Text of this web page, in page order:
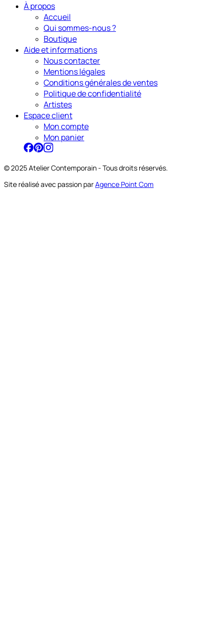
À propos
Accueil
Qui sommes-nous ?
Boutique
Aide et informations
Nous contacter
Mentions légales
Conditions générales de ventes
Politique de confidentialité
Artistes
Espace client
Mon compte
Mon panier
© 2025 Atelier Contemporain - Tous droits réservés.
Site réalisé avec passion parAgence Point Com